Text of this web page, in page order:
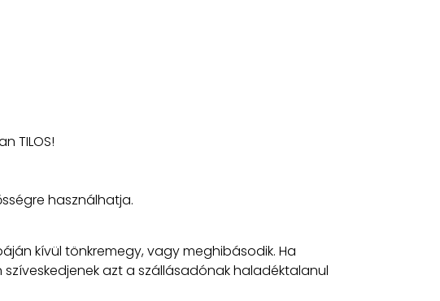
TILOS!
használhatja.
kívül tönkremegy, vagy meghibásodik. Ha
azt a szállásadónak haladéktalanul